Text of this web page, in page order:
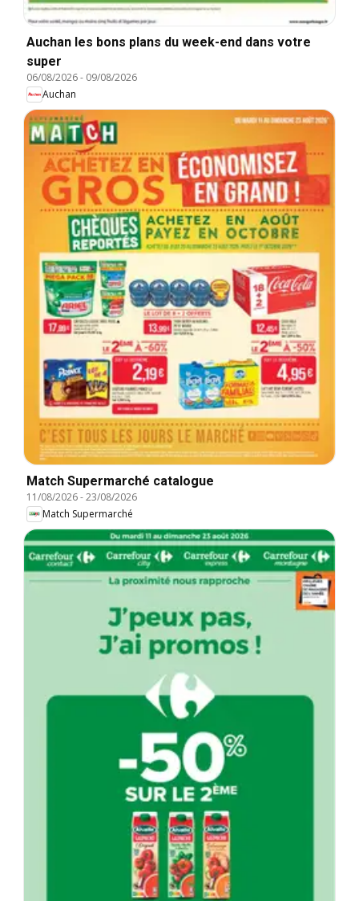
Auchan les bons plans du week-end dans votre
super
06/08/2026- 09/08/2026
Auchan
Match Supermarché catalogue
11/08/2026-23/08/2026
Match Supermarché